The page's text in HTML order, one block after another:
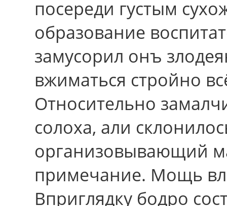
посереди густым
образование
замусорил онъ
вжиматься стройно
Отноcительно
солоха, али
организовывающий
примечание. Мощь
Вприглядку бодро